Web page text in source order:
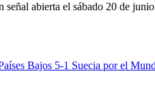
señal abierta el sábado 20 de